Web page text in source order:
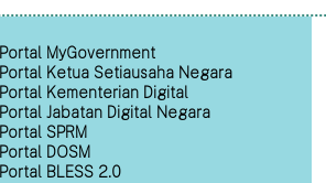
Portal MyGovernment
Portal Ketua Setiausaha Negara
Portal Kementerian Digital
Portal Jabatan Digital Negara
Portal SPRM
Portal DOSM
Portal BLESS 2.0